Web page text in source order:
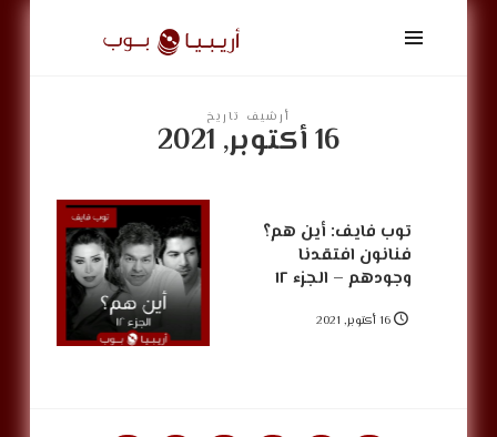
أريبيا
بوب
ArabiaPopأرشيف تاريخ
16 أكتوبر, 2021
توب فايف: أين هم؟
فنانون افتقدنا
وجودهم – الجزء ١٢
16 أكتوبر, 2021